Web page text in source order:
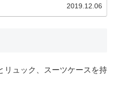
2019.12.06
リュック、スーツケースを持